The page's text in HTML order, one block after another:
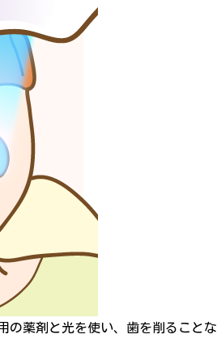
の薬剤と光を使い、歯を削ることな